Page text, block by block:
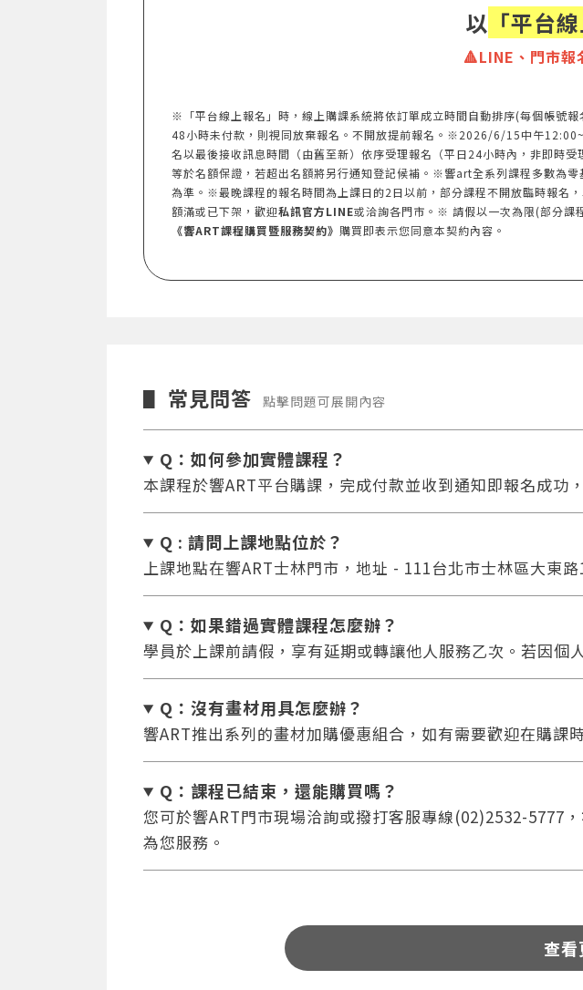
您將收到一封Email，
系統偵測到您
以 「平台
🔺LINE、門市報
※「平台線上報名」時，線上購課系統將依訂單成立時間自動排序(每個帳號
48小時未付款，則視同放棄報名。不開放提前報名。※2026/6/15中午
名以最後接收訊息時間（由舊至新）依序受理報名（平日24小時內，非即時
等於名額保證，若超出名額將另行通知登記候補。※響art全系列課程多數為
為準。※最晚課程的報名時間為上課日的2日以前，部分課程不開放臨時報名
額滿或已下架，歡迎私訊官方LINE或洽詢各門市。※ 請假以一次為限(部分課
《響ART課程購買暨服務契約》 購買即表示您同意本契約內容。
▋ 常見問答 點擊問題可展開內容
Q：如何參加實體課程？
本課程於響ART平台購課，完成付款並收到通知即報名成功
Q : 請問上課地點位於？
上課地點在響ART士林門市，地址 - 111台北市士林區大東路
Q：如果錯過實體課程怎麼辦？
學員於上課前請假，享有延期或轉讓他人服務乙次。若因個
Q：沒有畫材用具怎麼辦？
響ART推出系列的畫材加購優惠組合，如有需要歡迎在購課
Q：課程已結束，還能購買嗎？
您可於響ART門市現場洽詢或撥打客服專線(02)2532-5777
為您服務。
查